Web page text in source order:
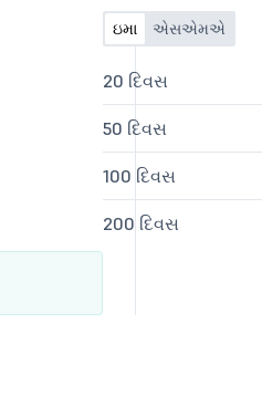
ઇમા એસએમએ
20 દિવસ
50 દિવસ
100 દિવસ
200 દિવસ